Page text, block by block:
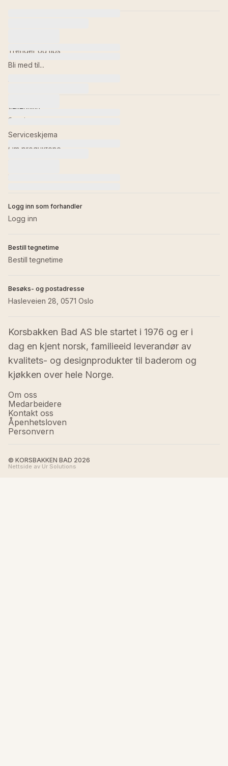
Trender og tips
Bli med til...
Veiledning
Service
Serviceskjema
Om produktene
Kontakt oss
Logg inn som forhandler
Logg inn
Bestill tegnetime
Bestill tegnetime
Besøks- og postadresse
Hasleveien 28, 0571 Oslo
Korsbakken Bad AS ble startet i 1976 og er i
dag en kjent norsk, familieeid leverandør av
kvalitets- og designprodukter til baderom og
kjøkken over hele Norge.
Om oss
Medarbeidere
Kontakt oss
Åpenhetsloven
Personvern
© KORSBAKKEN BAD 2026
Nettside av Ur Solutions